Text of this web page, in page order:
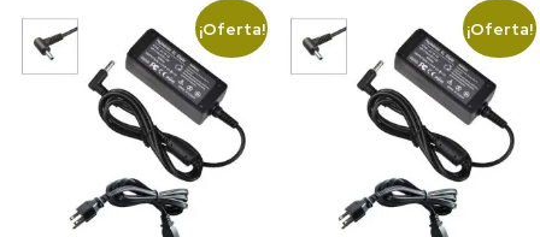
¡Oferta! ¡Oferta!